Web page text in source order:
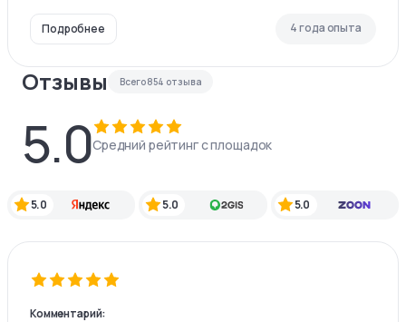
Подробнее 4 года опыта
Отзывы Всего854 отзыва
5.0Средний рейтинг с площадок
5.0 5.0 5.0
Комментарий: